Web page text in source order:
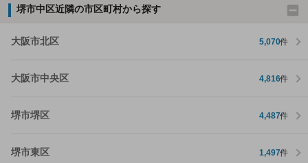
堺市中区近隣の市区町村から探す
大阪市北区 5,070件
大阪市中央区 4,816件
堺市堺区 4,487件
堺市東区 1,497件